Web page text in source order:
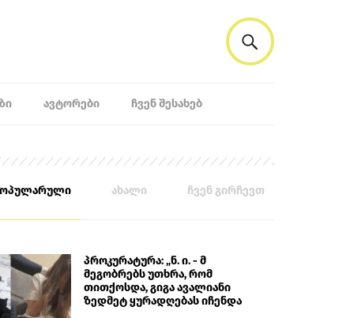
ᲐᲕᲢᲝᲠᲔᲑᲘ ᲩᲕᲔᲜ ᲨᲔᲡᲐᲮᲔᲑ
ახალი ჩვენ გირჩევთ
პროკურატურა: „ნ. ი. - მ
მეგობრებს უთხრა, რომ
თითქოსდა, გიგა ავალიანი
ზედმეტ ყურადღებას იჩენდა